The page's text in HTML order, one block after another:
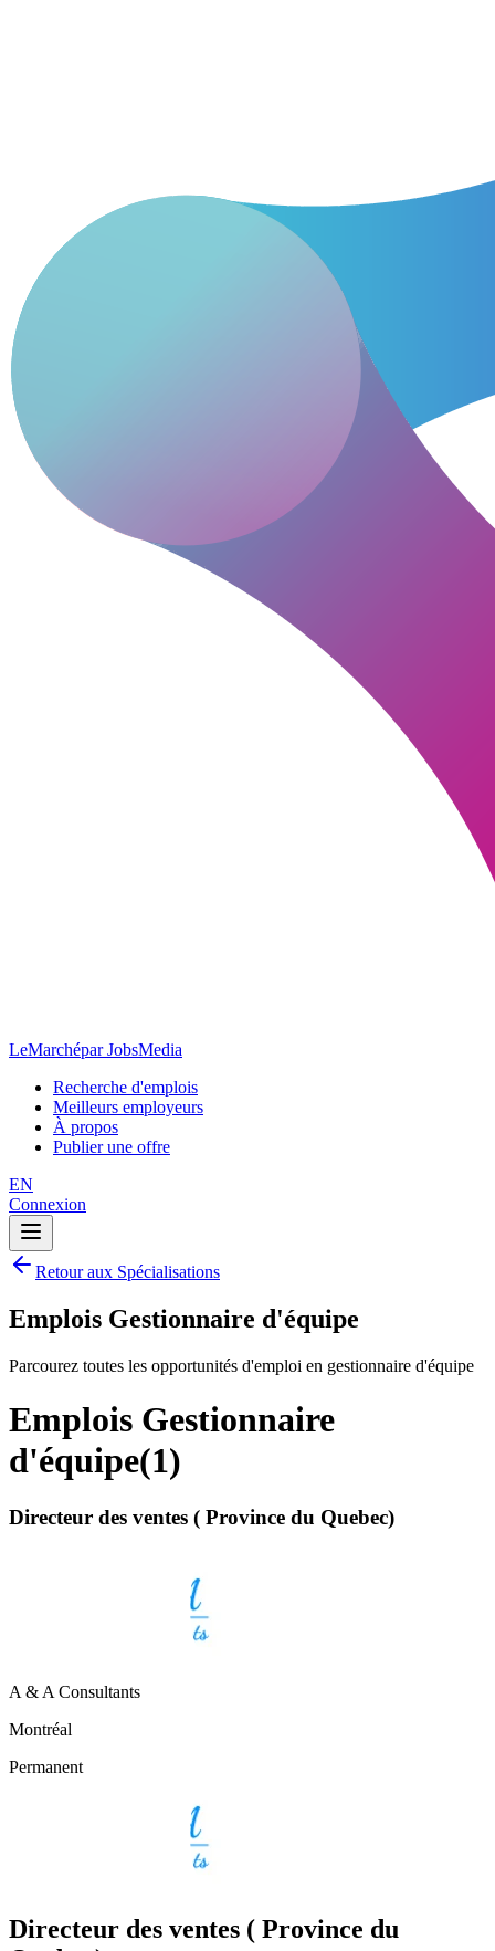
LeMarchépar JobsMedia
Recherche d'emplois
Meilleurs employeurs
À propos
Publier une offre
EN
Connexion
Retour aux Spécialisations
Emplois Gestionnaire d'équipe
Parcourez toutes les opportunités d'emploi en gestionnaire d'équipe
Emplois Gestionnaire
d'équipe(1)
Directeur des ventes ( Province du Quebec)
A & A Consultants
Montréal
Permanent
Directeur des ventes ( Province du